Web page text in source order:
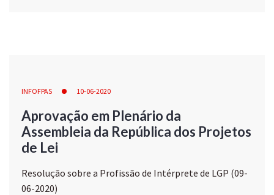
INFOFPAS 10-06-2020
Aprovação em Plenário da
Assembleia da República dos Projetos
de Lei
Resolução sobre a Profissão de Intérprete de LGP (09-
06-2020)